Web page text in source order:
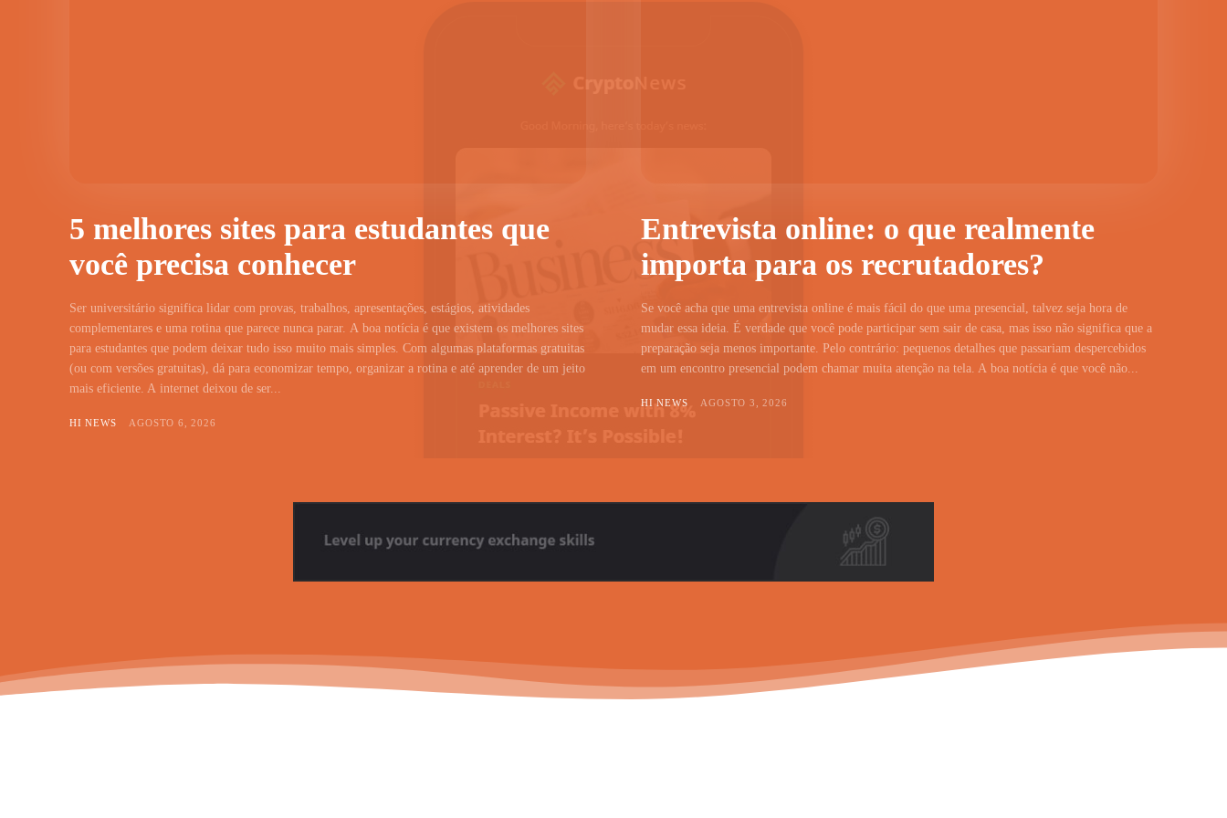
5 melhores sites para estudantes que
você precisa conhecer
Ser universitário significa lidar com provas, trabalhos, apresentações, estágios, atividades
complementares e uma rotina que parece nunca parar. A boa notícia é que existem os melhores sites
para estudantes que podem deixar tudo isso muito mais simples. Com algumas plataformas gratuitas
(ou com versões gratuitas), dá para economizar tempo, organizar a rotina e até aprender de um jeito
mais eficiente. A internet deixou de ser...
HI NEWS AGOSTO 6, 2026
Entrevista online: o que realmente
importa para os recrutadores?
Se você acha que uma entrevista online é mais fácil do que uma presencial, talvez seja hora de
mudar essa ideia. É verdade que você pode participar sem sair de casa, mas isso não significa que a
preparação seja menos importante. Pelo contrário: pequenos detalhes que passariam despercebidos
em um encontro presencial podem chamar muita atenção na tela. A boa notícia é que você não...
HI NEWS AGOSTO 3, 2026